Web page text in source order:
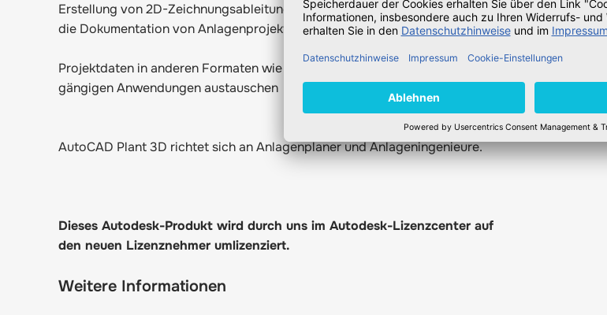
Erstellung von 2D-Zeichnungsableitungen und automatischen Berichten für
die Dokumentation von Anlagenprojekten
Projektdaten in anderen Formaten wie DWG, Navisworks und anderen
gängigen Anwendungen austauschen
AutoCAD Plant 3D richtet sich an Anlagenplaner und Anlageningenieure.
Dieses Autodesk-Produkt wird durch uns im Autodesk-Lizenzcenter auf
den neuen Lizenznehmer umlizenziert.
Weitere Informationen